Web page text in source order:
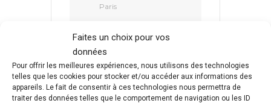
Faites un choix pour vos
données
Pour offrir les meilleures expériences, nous utilisons des technologies
telles que les cookies pour stocker et/ou accéder aux informations des
appareils. Le fait de consentir à ces technologies nous permettra de
traiter des données telles que le comportement de navigation ou les ID
Paris
PARTAGEZ CET
ÉVÉNEMENT